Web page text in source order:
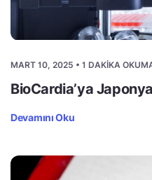
MART 10, 2025 • 1 DAKIKA
BioCardia’ya
Devamını Oku